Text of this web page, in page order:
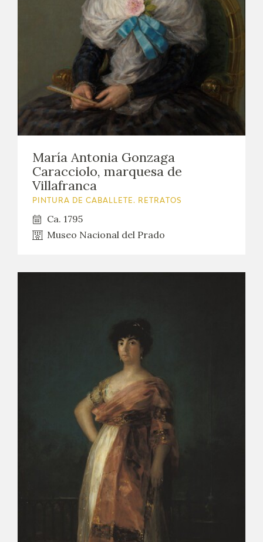
María Antonia Gonzaga
Caracciolo, marquesa de
Villafranca
PINTURA DE CABALLETE. RETRATOS
Ca. 1795
Museo Nacional del Prado